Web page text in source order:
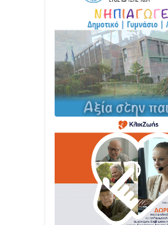
24/07 • 11:03
ΤΟ ΠΑΡΤΥ ΣΥΝΕΧΙΖΕΤΑΙ…
05/08 • 08:41
Στο σκοτάδι μεγάλο
Ναυπάκτου
04/08 • 19:47
Σε τροχιά υλοποίησης η
του Κέντρου της
Σε φουλ ρυθμούς το
Άγιος Νικόλαος | Αυτοψία
03/08 • 11:11
Με Αρχιερατική
Πανήγυρη της
Σωτήρος στο Γολέμι